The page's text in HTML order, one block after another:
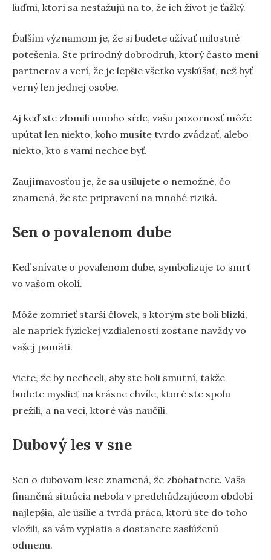
ľuďmi, ktorí sa nesťažujú na to, že ich život je ťažký.
Ďalším významom je, že si budete užívať milostné
potešenia. Ste prírodný dobrodruh, ktorý často mení
partnerov a verí, že je lepšie všetko vyskúšať, než byť
verný len jednej osobe.
Aj keď ste zlomili mnoho sŕdc, vašu pozornosť môže
upútať len niekto, koho musíte tvrdo zvádzať, alebo
niekto, kto s vami nechce byť.
Zaujímavosťou je, že sa usilujete o nemožné, čo
znamená, že ste pripravení na mnohé riziká.
Sen o povalenom dube
Keď snívate o povalenom dube, symbolizuje to smrť
vo vašom okolí.
Môže zomrieť starší človek, s ktorým ste boli blízki,
ale napriek fyzickej vzdialenosti zostane navždy vo
vašej pamäti.
Viete, že by nechceli, aby ste boli smutní, takže
budete myslieť na krásne chvíle, ktoré ste spolu
prežili, a na veci, ktoré vás naučili.
Dubový les v sne
Sen o dubovom lese znamená, že zbohatnete. Vaša
finančná situácia nebola v predchádzajúcom období
najlepšia, ale úsilie a tvrdá práca, ktorú ste do toho
vložili, sa vám vyplatia a dostanete zaslúženú
odmenu.